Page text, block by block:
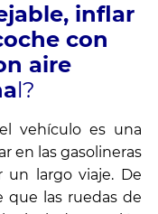
inflar
con
aire
l?
vehículo es una
en las gasolineras
un largo viaje. De
que las ruedas de